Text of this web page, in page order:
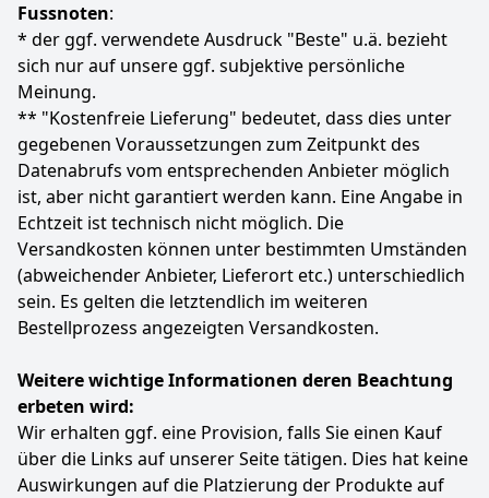
Fussnoten:
* der ggf. verwendete Ausdruck "Beste" u.ä. bezieht
sich nur auf unsere ggf. subjektive persönliche
Meinung.
** "Kostenfreie Lieferung" bedeutet, dass dies unter
gegebenen Voraussetzungen zum Zeitpunkt des
Datenabrufs vom entsprechenden Anbieter möglich
ist, aber nicht garantiert werden kann. Eine Angabe in
Echtzeit ist technisch nicht möglich. Die
Versandkosten können unter bestimmten Umständen
(abweichender Anbieter, Lieferort etc.) unterschiedlich
sein. Es gelten die letztendlich im weiteren
Bestellprozess angezeigten Versandkosten.
Weitere wichtige Informationen deren Beachtung
erbeten wird:
Wir erhalten ggf. eine Provision, falls Sie einen Kauf
über die Links auf unserer Seite tätigen. Dies hat keine
Auswirkungen auf die Platzierung der Produkte auf